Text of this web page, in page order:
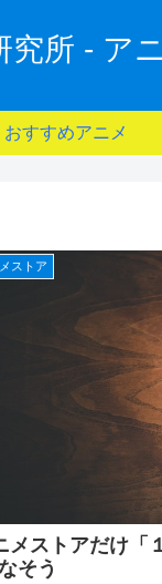
究所 - ア
おすすめアニメ
ストア
メストアだけ「
そう